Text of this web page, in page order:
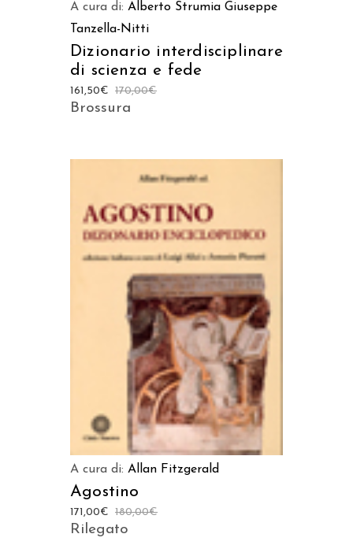
A cura di: Alberto Strumia Giuseppe
Tanzella-Nitti
Dizionario interdisciplinare
di scienza e fede
170,00€
161,50€
Brossura
AGGIUNGI AL CARRELLO
A cura di: Allan Fitzgerald
Agostino
180,00€
171,00€
Rilegato